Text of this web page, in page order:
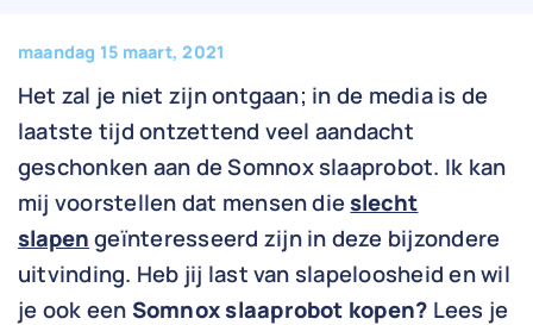
maandag 15 maart, 2021
Het zal je niet zijn ontgaan; in de media is de
laatste tijd ontzettend veel aandacht
geschonken aan de Somnox slaaprobot. Ik kan
mij voorstellen dat mensen dieslecht
slapen geïnteresseerd zijn in deze bijzondere
uitvinding. Heb jij last van slapeloosheid en wil
je ook een Somnox slaaprobot kopen? Lees je